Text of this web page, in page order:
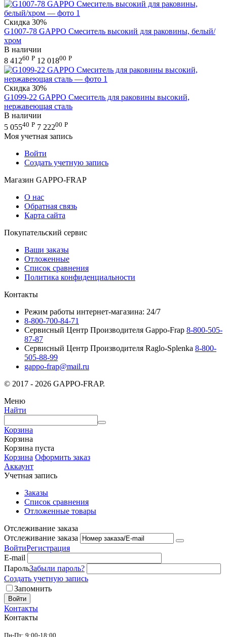
Скидка 30%
G1007-78 GAPPO Смеситель высокий для раковины, белый/
хром
В наличии
8 41260 Р 12 01800 Р
Скидка 30%
G1099-22 GAPPO Смеситель для раковины высокий,
нержавеющая сталь
В наличии
5 05540 Р 7 22200 Р
Моя учетная запись
Войти
Создать учетную запись
Магазин GAPPO-FRAP
О нас
Обратная связь
Карта сайта
Покупательский сервис
Ваши заказы
Отложенные
Список сравнения
Политика конфиденциальности
Контакты
Режим работы интернет-магазина: 24/7
8-800-700-84-71
Сервисный Центр Производителя Gappo-Frap 8-800-505-
87-87
Сервисный Центр Производителя Raglo-Splenka 8-800-
505-88-99
gappo-frap@mail.ru
© 2017 - 2026 GAPPO-FRAP.
Меню
Найти
Корзина
Корзина
Корзина пуста
Корзина Оформить заказ
Аккаунт
Учетная запись
Заказы
Список сравнения
Отложенные товары
Отслеживание заказа
Отслеживание заказа
ВойтиРегистрация
E-mail
ПарольЗабыли пароль?
Создать учетную запись
Запомнить
Войти
Контакты
Контакты
Пн-Пт: 9:00-18:00